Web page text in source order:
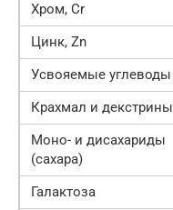
Хром, Cr
Цинк, Zn
Усвояемые углеводы
Крахмал и декстрины
Моно- и дисахариды
(сахара)
Галактоза